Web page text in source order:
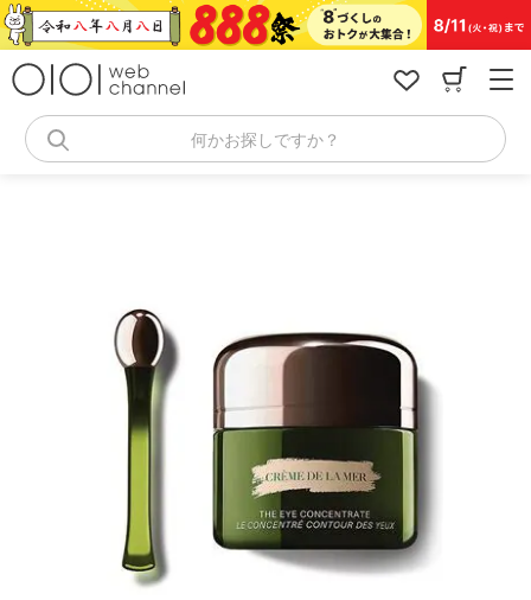
コ
ン
何かお探しですか？